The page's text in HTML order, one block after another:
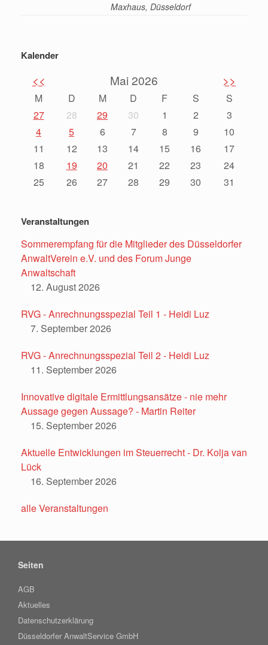
Maxhaus, Düsseldorf
Kalender
<< Mai 2026 >>
M D M D F S
S
27
28 29 30 1 2
3
4
5 6 7 8 9
10
11
12 13 14 15 16
17
18
19 20 21 22 23
24
25
26 27 28 29 30 31
Veranstaltungen
Sommerempfang für die Mitglieder des Düsseldorfer
AnwaltVerein e.V. und des Forum Junge
Anwaltschaft
12. August 2026
RVG - Anrechnungsspezial Teil 1 - Heidi Luz
7. September 2026
RVG - Anrechnungsspezial Teil 2 - Heidi Luz
11. September 2026
Innovative digitale Ermittlungsansätze - nie mehr
Aussage gegen Aussage? - Martin Reiter
15. September 2026
Aktuelle Entwicklungen im Steuerrecht - Dr. Kolja van
Lück
16. September 2026
alle Veranstaltungen
Seiten
AGB
Aktuelles
Datenschutzerklärung
Düsseldorfer AnwaltService GmbH